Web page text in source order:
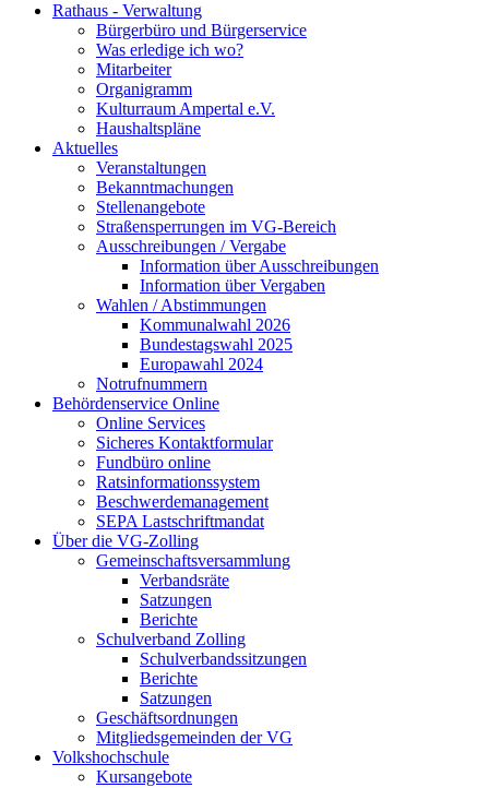
Rathaus - Verwaltung
Bürgerbüro und Bürgerservice
Was erledige ich wo?
Mitarbeiter
Organigramm
Kulturraum Ampertal e.V.
Haushaltspläne
Aktuelles
Veranstaltungen
Bekanntmachungen
Stellenangebote
Straßensperrungen im VG-Bereich
Ausschreibungen / Vergabe
Information über Ausschreibungen
Information über Vergaben
Wahlen / Abstimmungen
Kommunalwahl 2026
Bundestagswahl 2025
Europawahl 2024
Notrufnummern
Behördenservice Online
Online Services
Sicheres Kontaktformular
Fundbüro online
Ratsinformationssystem
Beschwerdemanagement
SEPA Lastschriftmandat
Über die VG-Zolling
Gemeinschaftsversammlung
Verbandsräte
Satzungen
Berichte
Schulverband Zolling
Schulverbandssitzungen
Berichte
Satzungen
Geschäftsordnungen
Mitgliedsgemeinden der VG
Volkshochschule
Kursangebote